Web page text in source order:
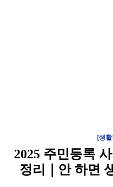
[생
2025 주민등록
정리｜안 하면